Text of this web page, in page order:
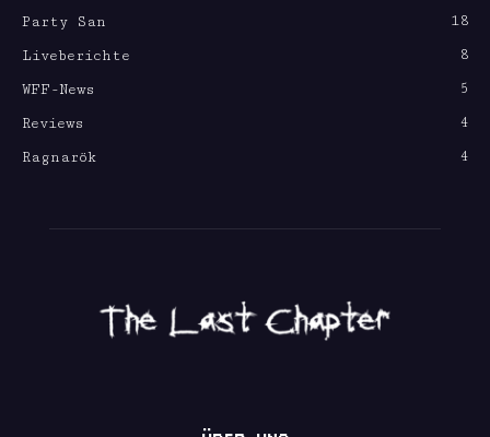
Party San
18
Liveberichte
8
WFF-News
5
Reviews
4
Ragnarök
4